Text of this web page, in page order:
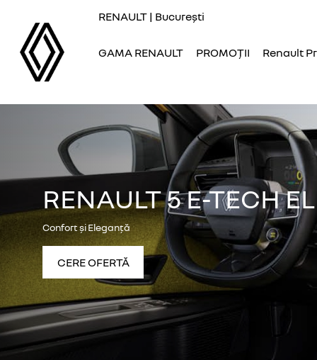
RENAULT | București
GAMA RENAULT PROMOȚII Renault
RENAULT 5 E-TECH
Confort și Eleganță
CERE OFERTĂ